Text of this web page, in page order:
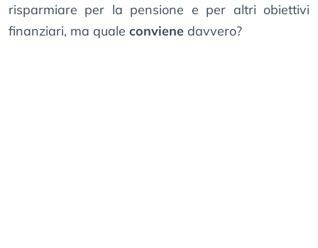
risparmiare per la pensione e per altri obiettivi
finanziari, ma quale conviene davvero?